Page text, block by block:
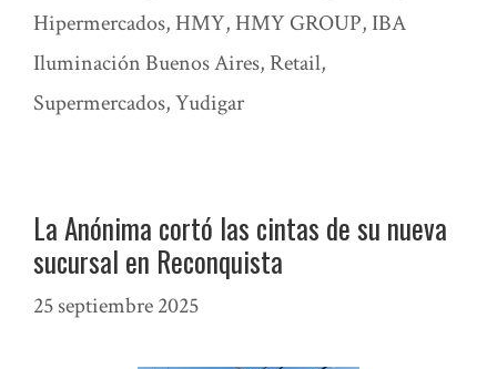
Hipermercados, HMY, HMY GROUP, IBA
Iluminación Buenos Aires, Retail,
Supermercados,Yudigar
La Anónima cortó las cintas de su nueva
sucursal en Reconquista
25 septiembre 2025